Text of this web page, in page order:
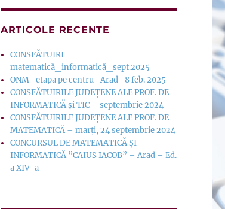
ARTICOLE RECENTE
CONSFĂTUIRI
matematică_informatică_sept.2025
ONM_etapa pe centru_Arad_8 feb. 2025
CONSFĂTUIRILE JUDEȚENE ALE PROF. DE
INFORMATICĂ și TIC – septembrie 2024
CONSFĂTUIRILE JUDEȚENE ALE PROF. DE
MATEMATICĂ – marți, 24 septembrie 2024
CONCURSUL DE MATEMATICĂ ȘI
INFORMATICĂ ”CAIUS IACOB” – Arad – Ed.
a XIV-a